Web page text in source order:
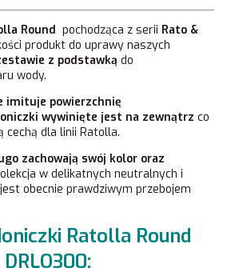
Round pochodząca z serii Rato &
produkt do uprawy naszych
z podstawką do
wody.
imituje powierzchnię
wywinięte jest na zewnątrz co
dla linii Ratolla.
zachowają swój kolor oraz
w delikatnych neutralnych i
obecnie prawdziwym przebojem
Ratolla Round
DRLO300: